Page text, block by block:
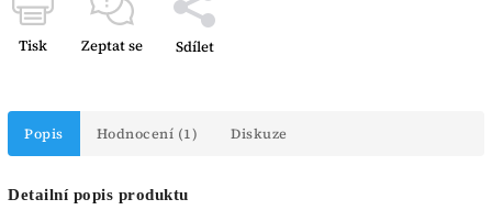
Tisk Zeptat se Sdílet
Popis Hodnocení (1) Diskuze
Detailní popis produktu